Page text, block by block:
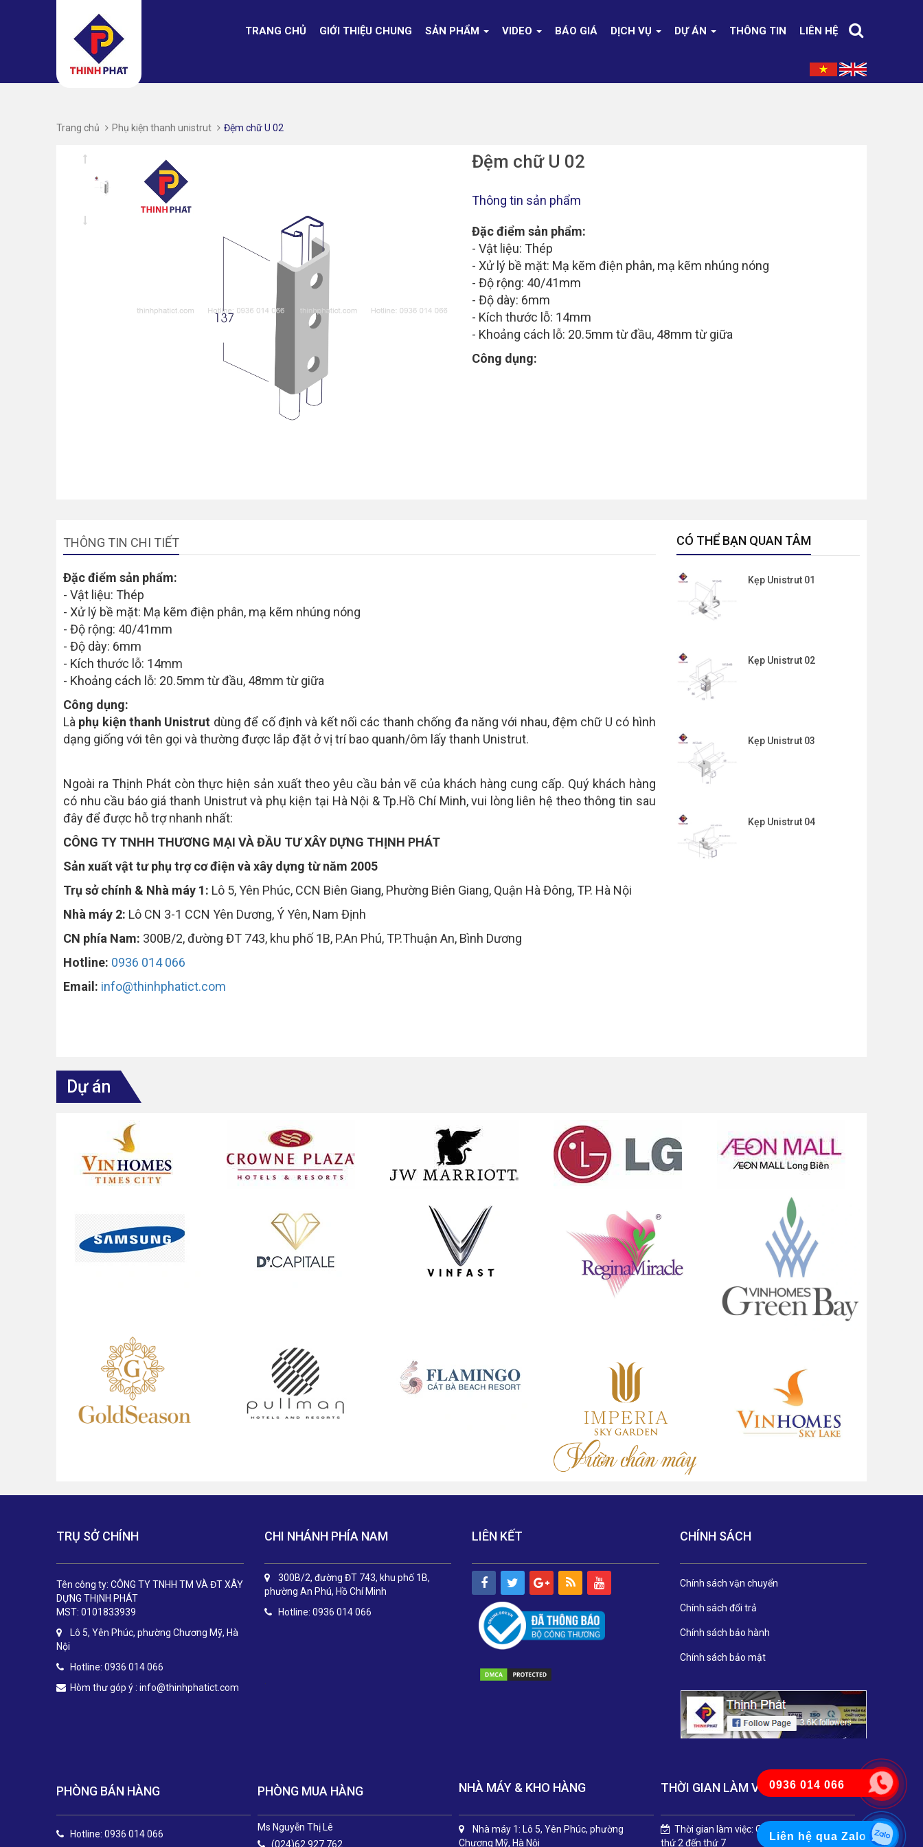
TRANG CHỦ GIỚI THIỆU CHUNG SẢN PHẨM VIDEO BÁO GIÁ DỊCH VỤ DỰ ÁN THÔNG TIN LIÊN HỆ
Trang chủ Phụ kiện thanh unistrut Đệm chữ U 02
Đệm chữ U 02
Thông tin sản phẩm
Đặc điểm sản phẩm:
- Vật liệu: Thép
- Xử lý bề mặt: Mạ kẽm điện phân, mạ kẽm nhúng nóng
- Độ rộng: 40/41mm
- Độ dày: 6mm
- Kích thước lỗ: 14mm
- Khoảng cách lỗ: 20.5mm từ đầu, 48mm từ giữa
Công dụng:
THÔNG TIN CHI TIẾT
Đặc điểm sản phẩm:
- Vật liệu: Thép
- Xử lý bề mặt: Mạ kẽm điện phân, mạ kẽm nhúng nóng
- Độ rộng: 40/41mm
- Độ dày: 6mm
- Kích thước lỗ: 14mm
- Khoảng cách lỗ: 20.5mm từ đầu, 48mm từ giữa
Công dụng:
Là phụ kiện thanh Unistrut dùng để cố định và kết nối các thanh chống đa năng với nhau, đệm chữ U có hình
dạng giống với tên gọi và thường được lắp đặt ở vị trí bao quanh/ôm lấy thanh Unistrut.
Ngoài ra Thịnh Phát còn thực hiện sản xuất theo yêu cầu bản vẽ của khách hàng cung cấp. Quý khách hàng
có nhu cầu báo giá thanh Unistrut và phụ kiện tại Hà Nội & Tp.Hồ Chí Minh, vui lòng liên hệ theo thông tin sau
đây để được hỗ trợ nhanh nhất:
CÔNG TY TNHH THƯƠNG MẠI VÀ ĐẦU TƯ XÂY DỰNG THỊNH PHÁT
Sản xuất vật tư phụ trợ cơ điện và xây dựng từ năm 2005
Trụ sở chính & Nhà máy 1: Lô 5, Yên Phúc, CCN Biên Giang, Phường Biên Giang, Quận Hà Đông, TP. Hà Nội
Nhà máy 2: Lô CN 3-1 CCN Yên Dương, Ý Yên, Nam Định
CN phía Nam: 300B/2, đường ĐT 743, khu phố 1B, P.An Phú, TP.Thuận An, Bình Dương
Hotline: 0936 014 066
Email: info@thinhphatict.com
CÓ THỂ BẠN QUAN TÂM
Kẹp Unistrut 01
Kẹp Unistrut 02
Kẹp Unistrut 03
Kẹp Unistrut 04
Dự án
TRỤ SỞ CHÍNH
Tên công ty: CÔNG TY TNHH TM VÀ ĐT XÂY
DỰNG THỊNH PHÁT
MST: 0101833939
Lô 5, Yên Phúc, phường Chương Mỹ, Hà
Nội
Hotline: 0936 014 066
Hòm thư góp ý : info@thinhphatict.com
CHI NHÁNH PHÍA NAM
300B/2, đường ĐT 743, khu phố 1B,
phường An Phú, Hồ Chí Minh
Hotline: 0936 014 066
LIÊN KẾT CHÍNH SÁCH
Chính sách vận chuyển
Chính sách đổi trả
Chính sách bảo hành
Chính sách bảo mật
PHÒNG BÁN HÀNG
Hotline: 0936 014 066
PHÒNG MUA HÀNG
Ms Nguyễn Thị Lê
(024)62 927 762
NHÀ MÁY & KHO HÀNG
Nhà máy 1: Lô 5, Yên Phúc, phường
Chương Mỹ, Hà Nội
THỜI GIAN LÀM VIỆC
Thời gian làm việc: Các ngày trong tuần từ
thứ 2 đến thứ 7
0936 014 066
Liên hệ qua Zalo